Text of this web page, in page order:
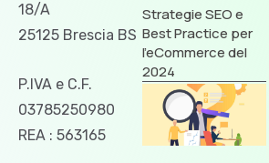
18/A
25125 Brescia BS
P.IVA e C.F.
03785250980
REA : 563165
Strategie SEO e
Best Practice per
l’eCommerce del
2024